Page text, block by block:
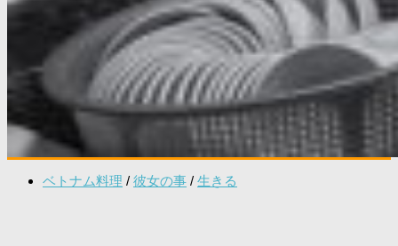
ベトナム料理 / 彼女の事 / 生きる